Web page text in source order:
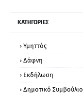
ΚΑΤΗΓΟΡΙΕΣ
Υμηττός
Δάφνη
Εκδήλωση
Δημοτικό Συμβούλιο